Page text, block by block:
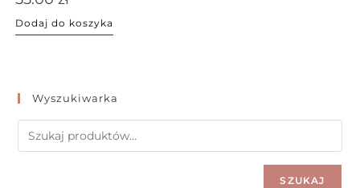
Dodaj do koszyka
Wyszukiwarka
SZUKAJ